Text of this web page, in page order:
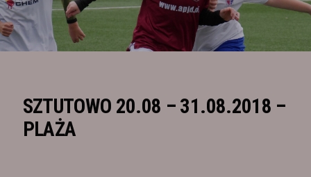
SZTUTOWO 20.08 – 31.08.2018 –
PLAŻA
O nas
Treningi
Obozy
Galeria
Stroje